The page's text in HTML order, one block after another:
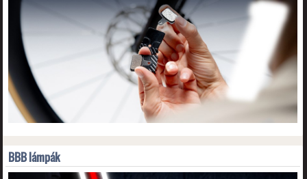
BBB lámpák